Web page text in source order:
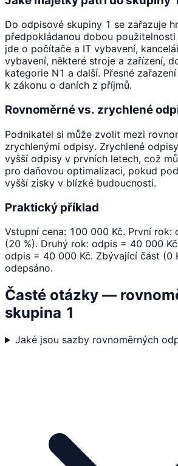
Do odpisové skupiny 1 se zařazuje
předpokládanou dobou
jde o počítače a IT vybavení,
vybavení, některé stroje a zařízení,
kategorie N1 a další. Přesné
k zákonu o daních z příjmů.
Rovnoměrné vs. zrychlené
Podnikatel si může zvolit mezi
zrychlenými odpisy. Zrychlené
vyšší odpisy v prvních letech, což
pro daňovou optimalizaci, pokud
vyšší zisky v blízké budoucnosti.
Praktický příklad
Vstupní cena: 100 000 Kč. První rok:
(20 %). Druhý rok: odpis = 40 000
odpis = 40 000 Kč. Zbývající část (0
odepsáno.
Časté otázky —
skupina 1
Jaké jsou sazby rovnoměrných